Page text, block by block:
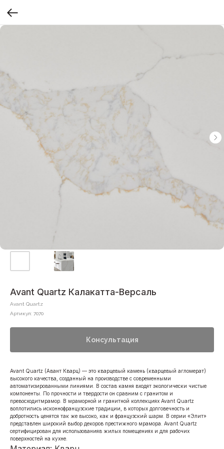
Avant Quartz Калакатта-Версаль
Avant Quartz
Артикул: 7070
Консультация
Avant Quartz (Авант Кварц) — это кварцевый камень (кварцевый агломерат)
высокого качества, созданный на производстве с современными
автоматизированными линиями. В состав камня входят экологически чистые
компоненты. По прочности и твердости он сравним с гранитом и
превосходитмрамор. В мраморной и гранитной коллекциях Avant Quartz
воплотились исконнофранцузские традиции, в которых долговечность и
добротность ценятся так же высоко, как и французский шарм. В серии «Элит»
представлен широкий выбор декоров престижного мрамора. Avant Quartz
сертифицирован для использованияв жилых помещениях и для рабочих
поверхностей на кухне.